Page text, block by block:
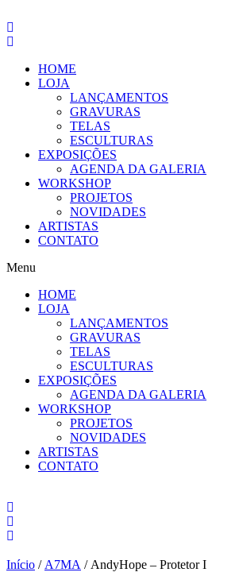
para
o
HOME
LOJA
LANÇAMENTOS
GRAVURAS
TELAS
ESCULTURAS
EXPOSIÇÕES
AGENDA DA GALERIA
WORKSHOP
PROJETOS
NOVIDADES
ARTISTAS
CONTATO
Menu
HOME
LOJA
LANÇAMENTOS
GRAVURAS
TELAS
ESCULTURAS
EXPOSIÇÕES
AGENDA DA GALERIA
WORKSHOP
PROJETOS
NOVIDADES
ARTISTAS
CONTATO
Início / A7MA / AndyHope – Protetor I